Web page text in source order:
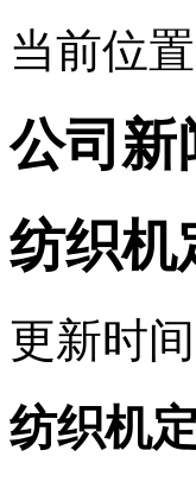
当前位置
公司新
纺织机
更新时
纺织机